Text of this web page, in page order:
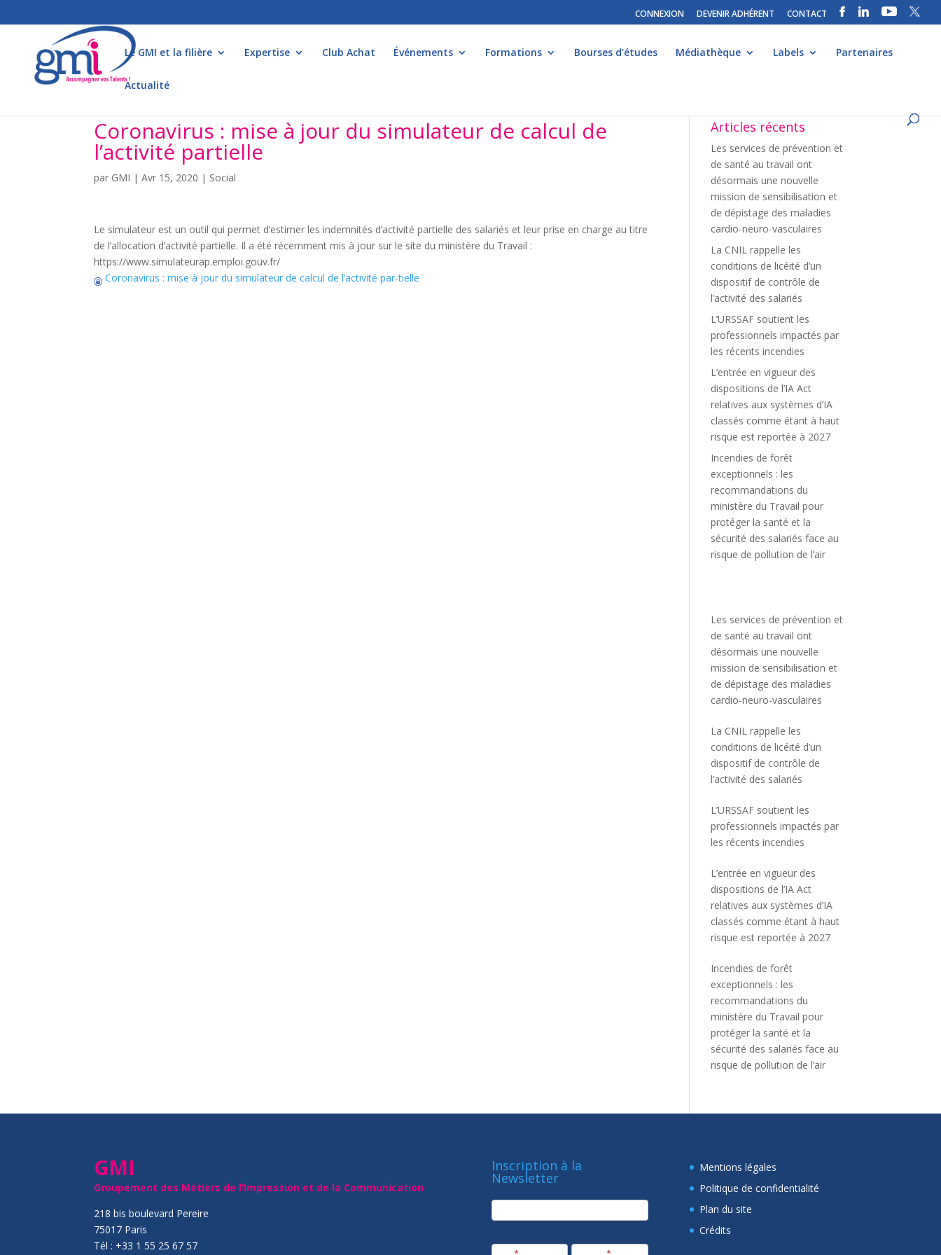
CONNEXION DEVENIR ADHÉRENT CONTACT
Le GMI et la filière Expertise Club Achat Événements Formations Bourses d’études Médiathèque Labels Partenaires
Actualité
Coronavirus : mise à jour du simulateur de calcul de
l’activité partielle
par GMI |Avr 15, 2020 | Social
Le simulateur est un outil qui permet d’estimer les indemnités d’activité partielle des salariés et leur prise en charge au titre
de l’allocation d’activité partielle. Il a été récemment mis à jour sur le site du ministère du Travail :
https://www.simulateurap.emploi.gouv.fr/
Coronavirus : mise à jour du simulateur de calcul de l’activité par-tielle
Articles récents
Les services de prévention et
de santé au travail ont
désormais une nouvelle
mission de sensibilisation et
de dépistage des maladies
cardio-neuro-vasculaires
La CNIL rappelle les
conditions de licéité d’un
dispositif de contrôle de
l’activité des salariés
L’URSSAF soutient les
professionnels impactés par
les récents incendies
L’entrée en vigueur des
dispositions de l’IA Act
relatives aux systèmes d’IA
classés comme étant à haut
risque est reportée à 2027
Incendies de forêt
exceptionnels : les
recommandations du
ministère du Travail pour
protéger la santé et la
sécurité des salariés face au
risque de pollution de l’air
Les services de prévention et
de santé au travail ont
désormais une nouvelle
mission de sensibilisation et
de dépistage des maladies
cardio-neuro-vasculaires
La CNIL rappelle les
conditions de licéité d’un
dispositif de contrôle de
l’activité des salariés
L’URSSAF soutient les
professionnels impactés par
les récents incendies
L’entrée en vigueur des
dispositions de l’IA Act
relatives aux systèmes d’IA
classés comme étant à haut
risque est reportée à 2027
Incendies de forêt
exceptionnels : les
recommandations du
ministère du Travail pour
protéger la santé et la
sécurité des salariés face au
risque de pollution de l’air
GMI
Groupement des Métiers de l’Impression et de la Communication
218 bis boulevard Pereire
75017 Paris
Tél : +33 1 55 25 67 57
Inscription à la
Newsletter
newsletter
Mentions légales
Politique de confidentialité
Plan du site
Crédits